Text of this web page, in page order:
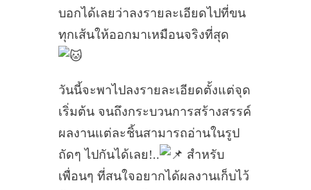
บอกได้เลยว่าลงรายละเอียดไปที่ขน
ทุกเส้นให้ออกมาเหมือนจริงที่สุด
วันนี้จะพาไปลงรายละเอียดตั้งแต่จุด
เริ่มต้น จนถึงกระบวนการสร้างสรรค์
ผลงานแต่ละชิ้นสามารถอ่านในรูป
ถัดๆ ไปกันได้เลย!..
สำหรับ
เพื่อนๆ ที่สนใจอยากได้ผลงานเก็บไว้